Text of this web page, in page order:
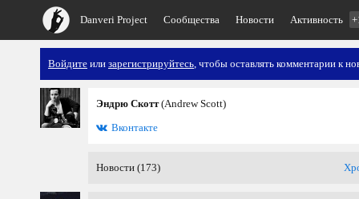
Danveri Project Сообщества Новости Активность
Войдите или зарегистрируйтесь, чтобы оставлять комментарии к
Эндрю Скотт(Andrew Scott)
Вконтакте
Новости (173)